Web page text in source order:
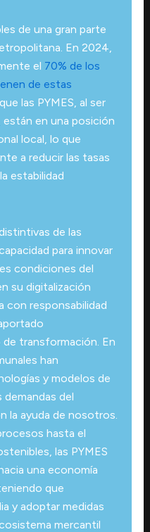
de una gran parte
En 2024,
el 70% de los
de estas
las PYMES, al ser
están en una posición
local, lo que
a reducir las tasas
estabilidad
de las
para innovar
condiciones del
su digitalización
responsabilidad
transformación. En
han
y modelos de
del
la ayuda de nosotros.
hasta el
las PYMES
una economía
que
y adoptar medidas
mercantil